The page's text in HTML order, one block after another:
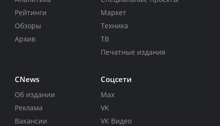
Рейтинги
Обзоры
Архив
Маркет
Техника
ТВ
Печатные издания
CNews
Об издании
Реклама
Вакансии
Соцсети
Max
VK
VK Видео